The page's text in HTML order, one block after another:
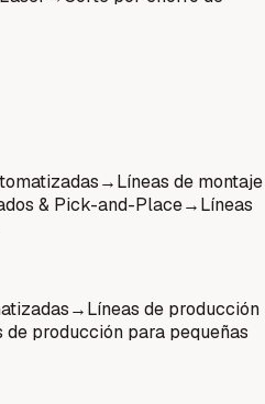
→Líneas de montaje
& Pick-and-Place→Líneas
→Líneas de producción
de producción para pequeñas